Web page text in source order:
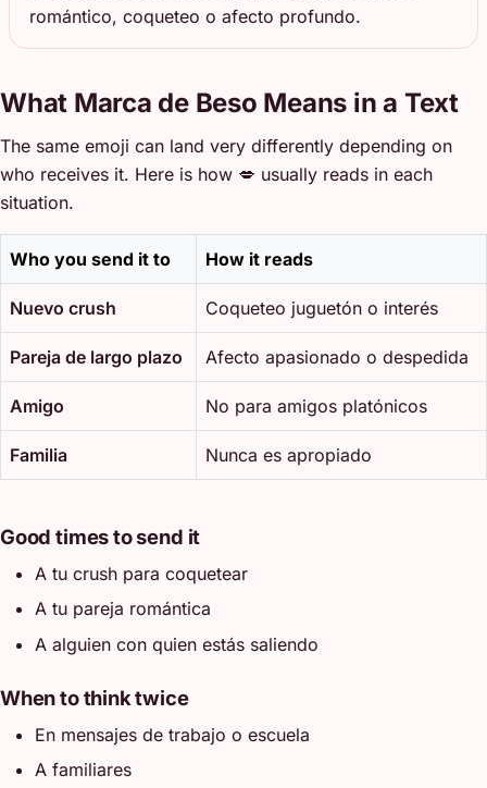
romántico, coqueteo o afecto profundo.
What Marca de Beso Means in a Text
The same emoji can land very differently depending on
who receives it. Here is how 💋 usually reads in each
situation.
Who you send it to How it reads
Nuevo crush Coqueteo juguetón o interés
Pareja de largo plazo Afecto apasionado o despedida
Amigo No para amigos platónicos
Familia Nunca es apropiado
Good times to send it
A tu crush para coquetear
A tu pareja romántica
A alguien con quien estás saliendo
When to think twice
En mensajes de trabajo o escuela
A familiares